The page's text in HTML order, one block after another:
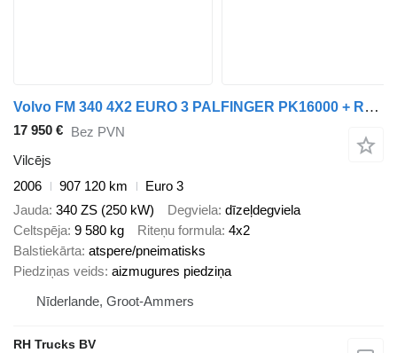
Volvo FM 340 4X2 EURO 3 PALFINGER PK16000 + REMOTE CONTROL
17 950 € Bez PVN
Vilcējs
2006
907 120 km
Euro 3
Jauda 340 ZS (250 kW) Degviela dīzeļdegviela
Celtspēja 9 580 kg Riteņu formula 4x2
Balstiekārta atspere/pneimatisks
Piedziņas veids aizmugures piedziņa
Nīderlande, Groot-Ammers
RH Trucks BV